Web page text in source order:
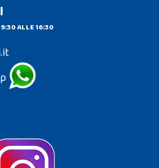
ALLE 16:30